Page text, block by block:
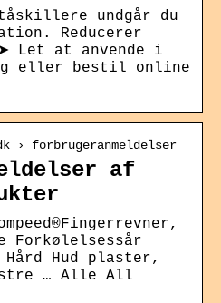
undgår du
Reducerer
Let at anvende i
eller bestil online
› forbrugeranmeldelser
af
Forkølelsessår
Hård Hud plaster,
… Alle All